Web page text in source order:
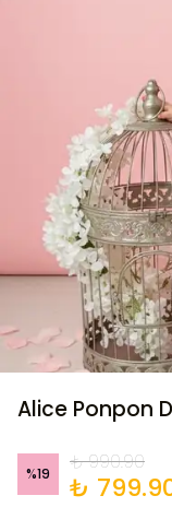
Alice Ponpon
%19 ₺ 990.90
₺